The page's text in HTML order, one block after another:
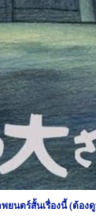
ยนตร์สั้นเรื่องนี้ (ต้อง